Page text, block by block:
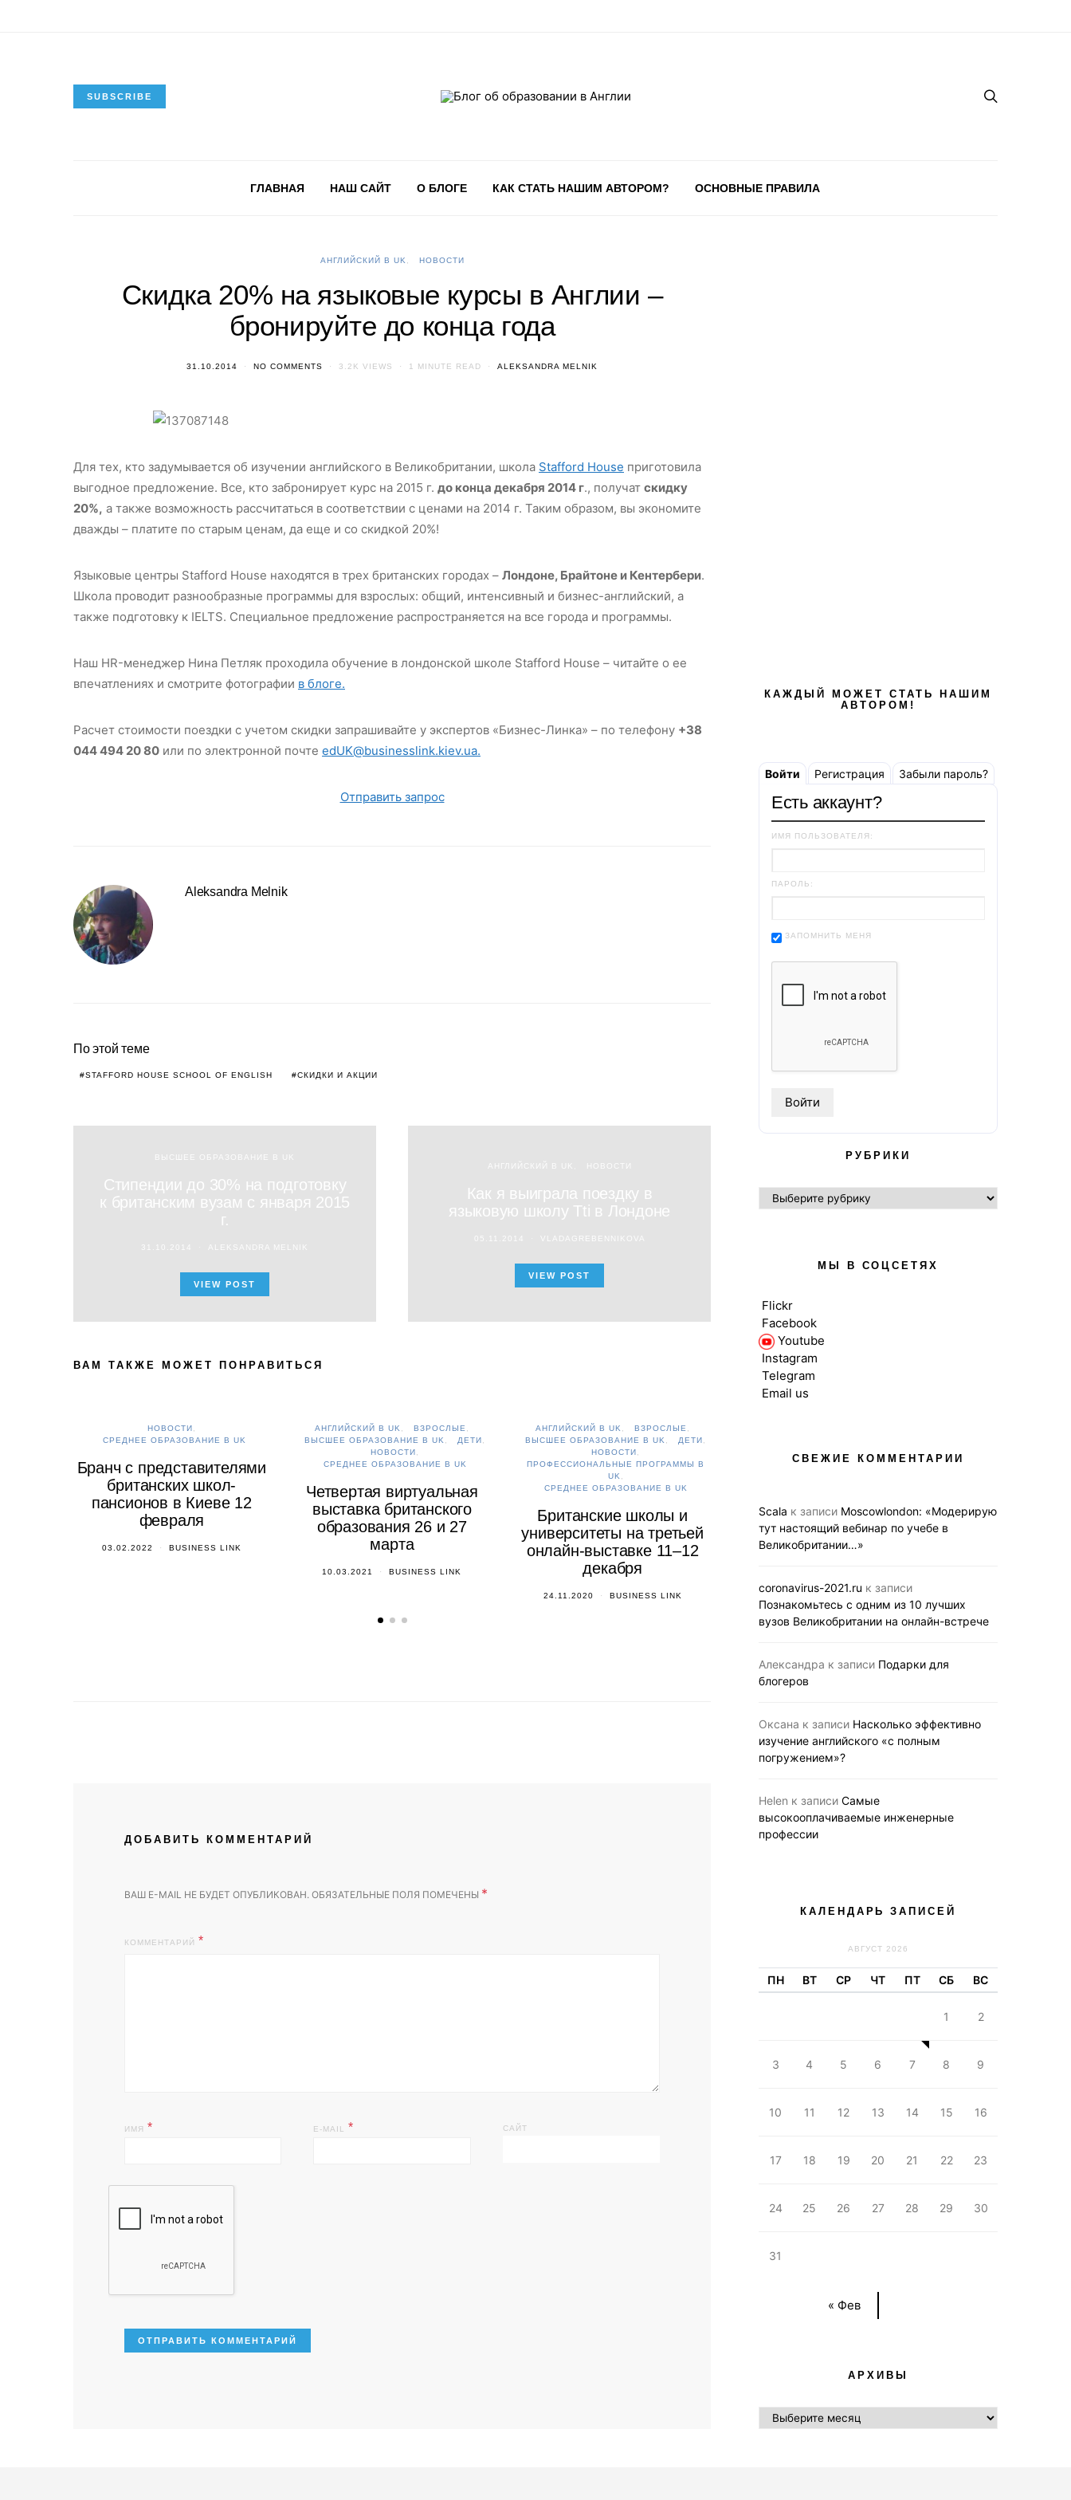
SUBSCRIBE
ГЛАВНАЯ НАШ САЙТ О БЛОГЕ КАК СТАТЬ НАШИМ АВТОРОМ? ОСНОВНЫЕ ПРАВИЛА
АНГЛИЙСКИЙ В UK НОВОСТИ
Скидка 20% на языковые курсы в Англии –
бронируйте до конца года
31.10.2014 NO COMMENTS 3.2K VIEWS 1 MINUTE READ ALEKSANDRA MELNIK
Для тех, кто задумывается об изучении английского в Великобритании, школа Stafford House приготовила
выгодное предложение. Все, кто забронирует курс на 2015 г. до конца декабря 2014 г., получат скидку
20%, а также возможность рассчитаться в соответствии с ценами на 2014 г. Таким образом, вы экономите
дважды – платите по старым ценам, да еще и со скидкой 20%!
Языковые центры Stafford House находятся в трех британских городах – Лондоне, Брайтоне и Кентербери.
Школа проводит разнообразные программы для взрослых: общий, интенсивный и бизнес-английский, а
также подготовку к IELTS. Специальное предложение распространяется на все города и программы.
Наш HR-менеджер Нина Петляк проходила обучение в лондонской школе Stafford House – читайте о ее
впечатлениях и смотрите фотографии в блоге.
Расчет стоимости поездки с учетом скидки запрашивайте у экспертов «Бизнес-Линка» – по телефону +38
044 494 20 80 или по электронной почте edUK@businesslink.kiev.ua.
Отправить запрос
Aleksandra Melnik
По этой теме
STAFFORD HOUSE SCHOOL OF ENGLISH СКИДКИ И АКЦИИ
ВЫСШЕЕ ОБРАЗОВАНИЕ В UK
Стипендии до 30% на подготовку
к британским вузам с января 2015
г.
31.10.2014 ALEKSANDRA MELNIK
VIEW POST
АНГЛИЙСКИЙ В UK НОВОСТИ
Как я выиграла поездку в
языковую школу Tti в Лондоне
05.11.2014 VLADAGREBENNIKOVA
VIEW POST
ВАМ ТАКЖЕ МОЖЕТ ПОНРАВИТЬСЯ
НОВОСТИ
СРЕДНЕЕ ОБРАЗОВАНИЕ В UK
Бранч с представителями
британских школ-
пансионов в Киеве 12
февраля
03.02.2022 BUSINESS LINK
АНГЛИЙСКИЙ В UK
ВЗРОСЛЫЕ
ВЫСШЕЕ ОБРАЗОВАНИЕ В UK
ДЕТИ
НОВОСТИ
СРЕДНЕЕ ОБРАЗОВАНИЕ В UK
Четвертая виртуальная
выставка британского
образования 26 и 27
марта
10.03.2021 BUSINESS LINK
АНГЛИЙСКИЙ В UK
ВЗРОСЛЫЕ
ВЫСШЕЕ ОБРАЗОВАНИЕ В UK
ДЕТИ
НОВОСТИ
ПРОФЕССИОНАЛЬНЫЕ ПРОГРАММЫ В
UK
СРЕДНЕЕ ОБРАЗОВАНИЕ В UK
Британские школы и
университеты на третьей
онлайн-выставке 11–12
декабря
24.11.2020 BUSINESS LINK
Вебинар 12 ноября для
образование в Лондоне
05.11.2020 BUSINESS LINK
на онлайн-
ДОБАВИТЬ КОММЕНТАРИЙ
ВАШ E-MAIL НЕ БУДЕТ ОПУБЛИКОВАН. ОБЯЗАТЕЛЬНЫЕ ПОЛЯ ПОМЕЧЕНЫ *
КОММЕНТАРИЙ
ИМЯ * E-MAIL * САЙТ
КАЖДЫЙ МОЖЕТ СТАТЬ НАШИМ
АВТОРОМ!
Войти Регистрация Забыли пароль?
Есть аккаунт?
ИМЯ ПОЛЬЗОВАТЕЛЯ:
ПАРОЛЬ:
ЗАПОМНИТЬ МЕНЯ
РУБРИКИ
РУБРИКИ
МЫ В СОЦСЕТЯХ
Flickr
Facebook
Youtube
Instagram
Telegram
Email us
СВЕЖИЕ КОММЕНТАРИИ
Scala к записи Moscowlondon: «Модерирую
тут настоящий вебинар по учебе в
Великобритании…»
coronavirus-2021.ru к записи
Познакомьтесь с одним из 10 лучших
вузов Великобритании на онлайн-встрече
Александра к записи Подарки для
блогеров
Оксана к записи Насколько эффективно
изучение английского «с полным
погружением»?
Helen к записи Самые
высокооплачиваемые инженерные
профессии
КАЛЕНДАРЬ ЗАПИСЕЙ
АВГУСТ 2026
ПН ВТ СР ЧТ ПТ СБ ВС
« Фев
1 2
3 4 5 6 7 8 9
10 11 12 13 14 15 16
17 18 19 20 21 22 23
24 25 26 27 28 29 30
31
АРХИВЫ
АРХИВЫ